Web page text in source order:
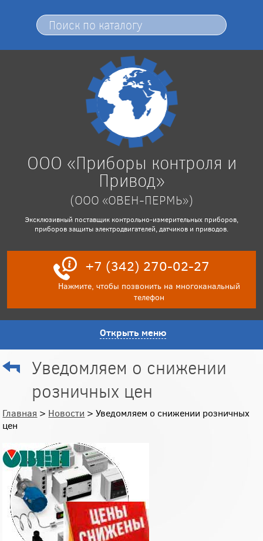
ООО «Приборы контроля и
Привод»
(ООО «ОВЕН-ПЕРМЬ»)
Эксклюзивный поставщик контрольно-измерительных приборов,
приборов защиты электродвигателей, датчиков и приводов.
+7 (342) 270-02-27
Нажмите, чтобы позвонить на многоканальный
телефон
Открыть меню
Уведомляем о снижении
розничных цен
Главная > Новости > Уведомляем о снижении розничных
цен